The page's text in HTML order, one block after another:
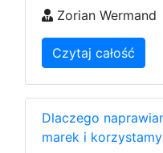
Zorian Wermand
Czytaj całość
Dlaczego
marek i